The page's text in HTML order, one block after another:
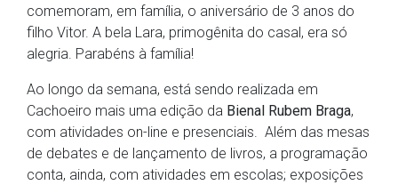
comemoram, em família, o aniversário de 3 anos do
filho Vitor. A bela Lara, primogênita do casal, era só
alegria. Parabéns à família!
Ao longo da semana, está sendo realizada em
Cachoeiro mais uma edição da Bienal Rubem Braga,
com atividades on-line e presenciais. Além das mesas
de debates e de lançamento de livros, a programação
conta, ainda, com atividades em escolas; exposições